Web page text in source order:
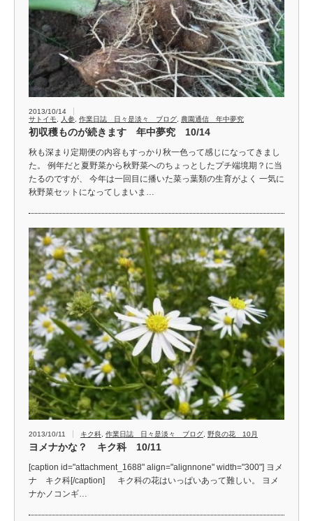
2013/10/14
サトイモ, 人参, 作業日誌 日々是淡々 ブログ, 農園通信 年中夢究
初収穫ものが続きます 年中夢究 10/14
秋も深まり定期便の内容もすっかり秋一色って感じになってきまし
た。 例年だと夏野菜から秋野菜へのちょっとしたプチ端境期？に当
たるのですが、 今年は一回目に播いた菜っ葉類の生育がよく 一気に
秋野菜セットになってしまいま…
2013/10/11 キク科 作業日誌 日々是淡々 ブログ 野良の花 10月
ヨメナかな？ キク科 10/11
[caption id="attachment_1688" align="alignnone" width="300"] ヨメ
ナ キク科[/caption] キク科の花はいっぱいあって難しい。 ヨメ
ナかノコンギ…